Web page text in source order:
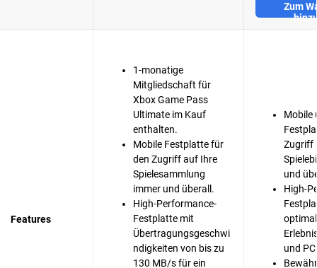
Zum
Features
1-monatige
Mitgliedschaft für
Xbox Game Pass
Ultimate im Kauf
enthalten.
Mobile Festplatte für
den Zugriff auf Ihre
Spielesammlung
immer und überall.
High-Performance-
Festplatte mit
Übertragungsgeschwi
ndigkeiten von bis zu
130 MB/s für ein
Mobile
Zugriff
und
High-
und